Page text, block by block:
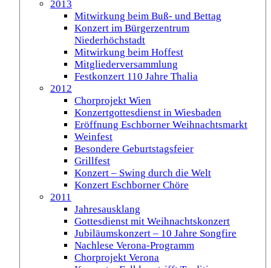
2013
Mitwirkung beim Buß- und Bettag
Konzert im Bürgerzentrum
Niederhöchstadt
Mitwirkung beim Hoffest
Mitgliederversammlung
Festkonzert 110 Jahre Thalia
2012
Chorprojekt Wien
Konzertgottesdienst in Wiesbaden
Eröffnung Eschborner Weihnachtsmarkt
Weinfest
Besondere Geburtstagsfeier
Grillfest
Konzert – Swing durch die Welt
Konzert Eschborner Chöre
2011
Jahresausklang
Gottesdienst mit Weihnachtskonzert
Jubiläumskonzert – 10 Jahre Songfire
Nachlese Verona-Programm
Chorprojekt Verona